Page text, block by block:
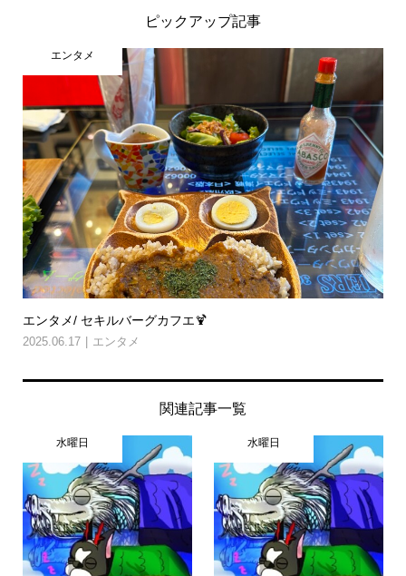
ピックアップ記事
エンタメ
エンタメ/ セキルバーグカフエ🍹
2025.06.17 エンタメ
関連記事一覧
水曜日 水曜日